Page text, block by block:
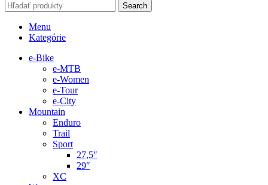
Search
Menu
Kategórie
e-Bike
e-MTB
e-Women
e-Tour
e-City
Mountain
Enduro
Trail
Sport
27,5″
29″
XC